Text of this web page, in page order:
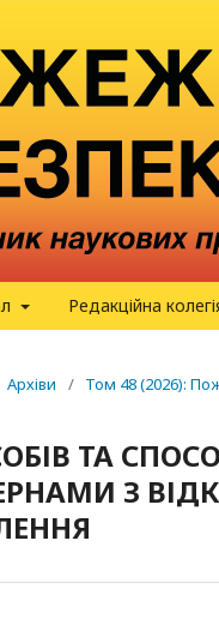
Редакційна
Архіви / Том 48 (2026):
ТА
З